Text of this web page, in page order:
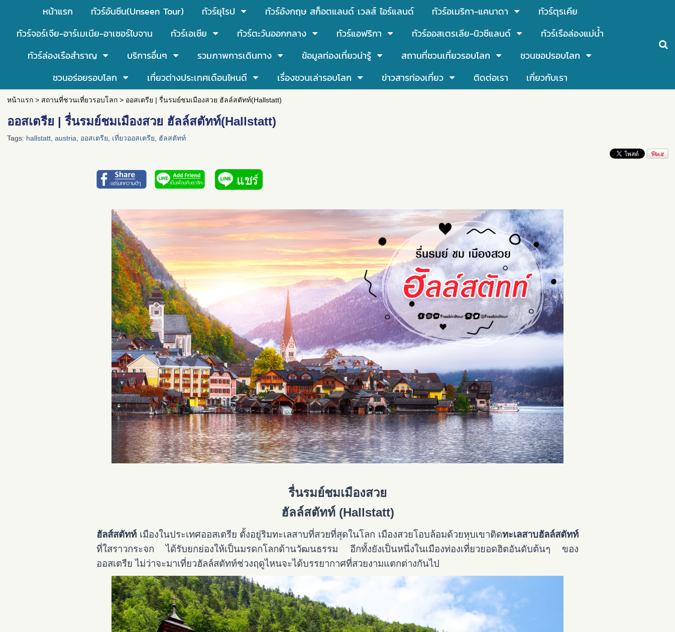
หน้าแรก ทัวร์อันซีน(Unseen Tour) ทัวร์ยุโรป ทัวร์อังกฤษ สก็อตแลนด์ เวลส์ ไอร์แลนด์ ทัวร์อเมริกา-แคนาดา
ทัวร์ตุรเคีย
ทัวร์จอร์เจีย-อาร์เมเนีย-อาเซอร์ไบจาน
ทัวร์เอเชีย ทัวร์ตะวันออกกลาง ทัวร์แอฟริกา ทัวร์ออสเตรเลีย-นิวซีแลนด์
ทัวร์เรือล่องแม่น้ำ
ทัวร์ล่องเรือสำราญ
บริการอื่นๆ รวมภาพการเดินทาง ข้อมูลท่องเที่ยวน่ารู้ สถานที่ชวนเที่ยวรอบโลก
ชวนชอปรอบโลก
ชวนอร่อยรอบโลก
เที่ยวต่างประเทศเดือนไหนดี เรื่องชวนเล่ารอบโลก ข่าวสารท่องเที่ยว ติดต่อเรา เกี่ยวกับเรา
หน้าแรก> สถานที่ชวนเที่ยวรอบโลก> ออสเตรีย | รื่นรมย์ชมเมืองสวย ฮัลล์สตัทท์(Hallstatt)
ออสเตรีย | รื่นรมย์ชมเมืองสวย ฮัลล์สตัทท์(Hallstatt)
Tags: hallstatt austria ออสเตรีย เที่ยวออสเตรีย ฮัลสตัทท์
รื่นรมย์ชมเมืองสวย
ฮัลล์สตัทท์ (Hallstatt)
ฮัลส์สตัทท์ เมืองในประเทศออสเตรีย ตั้งอยู่ริมทะเลสาบที่สวยที่สุดในโลก เมืองสวยโอบล้อมด้วยหุบเขาติดทะเลสาบฮัลล์สตัทท์
ที่ใสราวกระจก ได้รับยกย่องให้เป็นมรดกโลกด้านวัฒนธรรม อีกทั้งยังเป็นหนึ่งในเมืองท่องเที่ยวยอดฮิตอันดับต้นๆ ของ
ออสเตรีย ไม่ว่าจะมาเที่ยวฮัลล์สตัทท์ช่วงฤดูไหนจะได้บรรยากาศที่สวยงามแตกต่างกันไป